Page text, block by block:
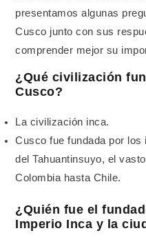
presentamos algunas
Cusco junto con sus
comprender mejor su
¿Qué civilización
Cusco?
La civilización inca.
Cusco fue fundada por
del Tahuantinsuyo, el
Colombia hasta Chile.
¿Quién fue el
Imperio Inca y la